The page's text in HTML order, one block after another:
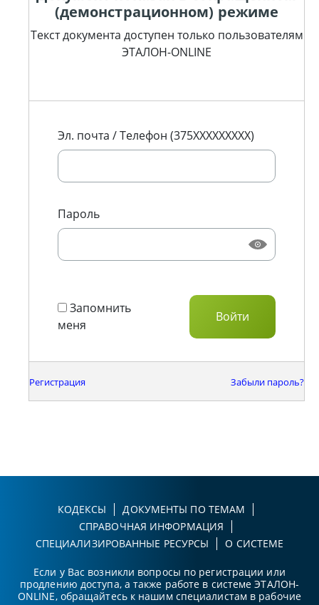
(демонстрационном) режиме
Текст документа доступен только пользователям
ЭТАЛОН-ONLINE
Эл. почта / Телефон (375XXXXXXXXX)
Пароль
Запомнить
меня
Регистрация Забыли пароль?
КОДЕКСЫ
ДОКУМЕНТЫ ПО ТЕМАМ
СПРАВОЧНАЯ ИНФОРМАЦИЯ
СПЕЦИАЛИЗИРОВАННЫЕ РЕСУРСЫ
О СИСТЕМЕ
Если у Вас возникли вопросы по регистрации или
продлению доступа, а также работе в системе ЭТАЛОН-
ONLINE, обращайтесь к нашим специалистам в рабочие